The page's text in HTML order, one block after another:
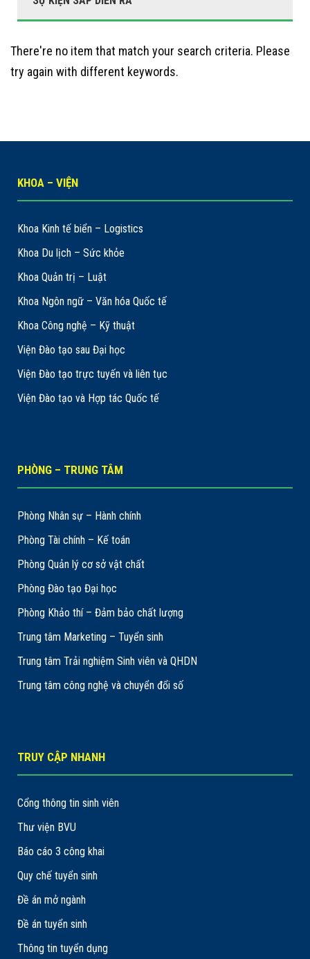
There're no item that match your search criteria. Please
try again with different keywords.
KHOA – VIỆN
Khoa Kinh tế biển – Logistics
Khoa Du lịch – Sức khỏe
Khoa Quản trị – Luật
Khoa Ngôn ngữ – Văn hóa Quốc tế
Khoa Công nghệ – Kỹ thuật
Viện Đào tạo sau Đại học
Viện Đào tạo trực tuyến và liên tục
Viện Đào tạo và Hợp tác Quốc tế
PHÒNG – TRUNG TÂM
Phòng Nhân sự – Hành chính
Phòng Tài chính – Kế toán
Phòng Quản lý cơ sở vật chất
Phòng Đào tạo Đại học
Phòng Khảo thí – Đảm bảo chất lượng
Trung tâm Marketing – Tuyển sinh
Trung tâm Trải nghiệm Sinh viên và QHDN
Trung tâm công nghệ và chuyển đổi số
TRUY CẬP NHANH
Cổng thông tin sinh viên
Thư viện BVU
Báo cáo 3 công khai
Quy chế tuyển sinh
Đề án mở ngành
Đề án tuyển sinh
Thông tin tuyển dụng